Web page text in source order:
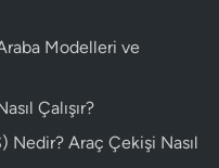
Modelleri ve
Çalışır?
Nedir? Araç Çekişi Nasıl